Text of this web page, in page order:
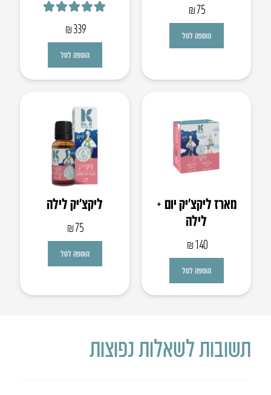
₪75
הוספה לסל ₪339
הוספה לסל
מארז ליקצ’יק יום +
לילה
₪140
הוספה לסל
ליקצ’יק לילה
₪75
הוספה לסל
תשובות לשאלות נפוצות